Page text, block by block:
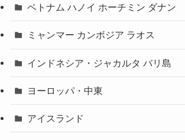
ベトナム ハノイ ホーチミン ダナン
ミャンマー カンボジア ラオス
インドネシア・ジャカルタ バリ島
ヨーロッパ・中東
アイスランド